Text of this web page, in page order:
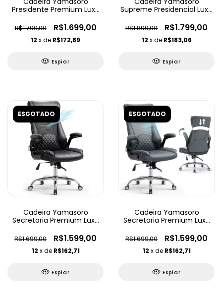
Presidente Premium Luxo
R$1.799,00 R$1.699,00
12 x de R$172,89
Espiar
Supreme Presidencial Luxo
R$1.899,00 R$1.799,00
12 x de R$183,06
Espiar
ESGOTADO
Cadeira Yamasoro
Secretaria Premium Luxo
R$1.699,00 R$1.599,00
12 x de R$162,71
Espiar
ESGOTADO
Cadeira Yamasoro
Secretaria Premium Luxo
R$1.699,00 R$1.599,00
12 x de R$162,71
Espiar